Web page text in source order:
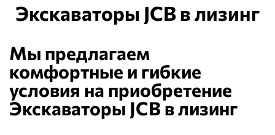
Экскаваторы JCB в лизинг
Мы предлагаем
комфортные и гибкие
условия на приобретение
Экскаваторы JCB в лизинг